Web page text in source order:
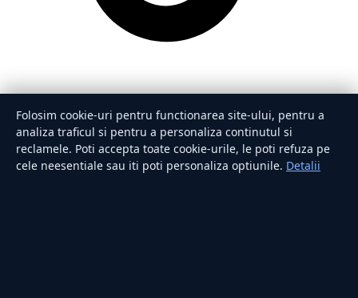
Folosim cookie-uri pentru functionarea site-ului, pentru a
analiza traficul si pentru a personaliza continutul si
reclamele. Poti accepta toate cookie-urile, le poti refuza pe
cele neesentiale sau iti poti personaliza optiunile. Detalii